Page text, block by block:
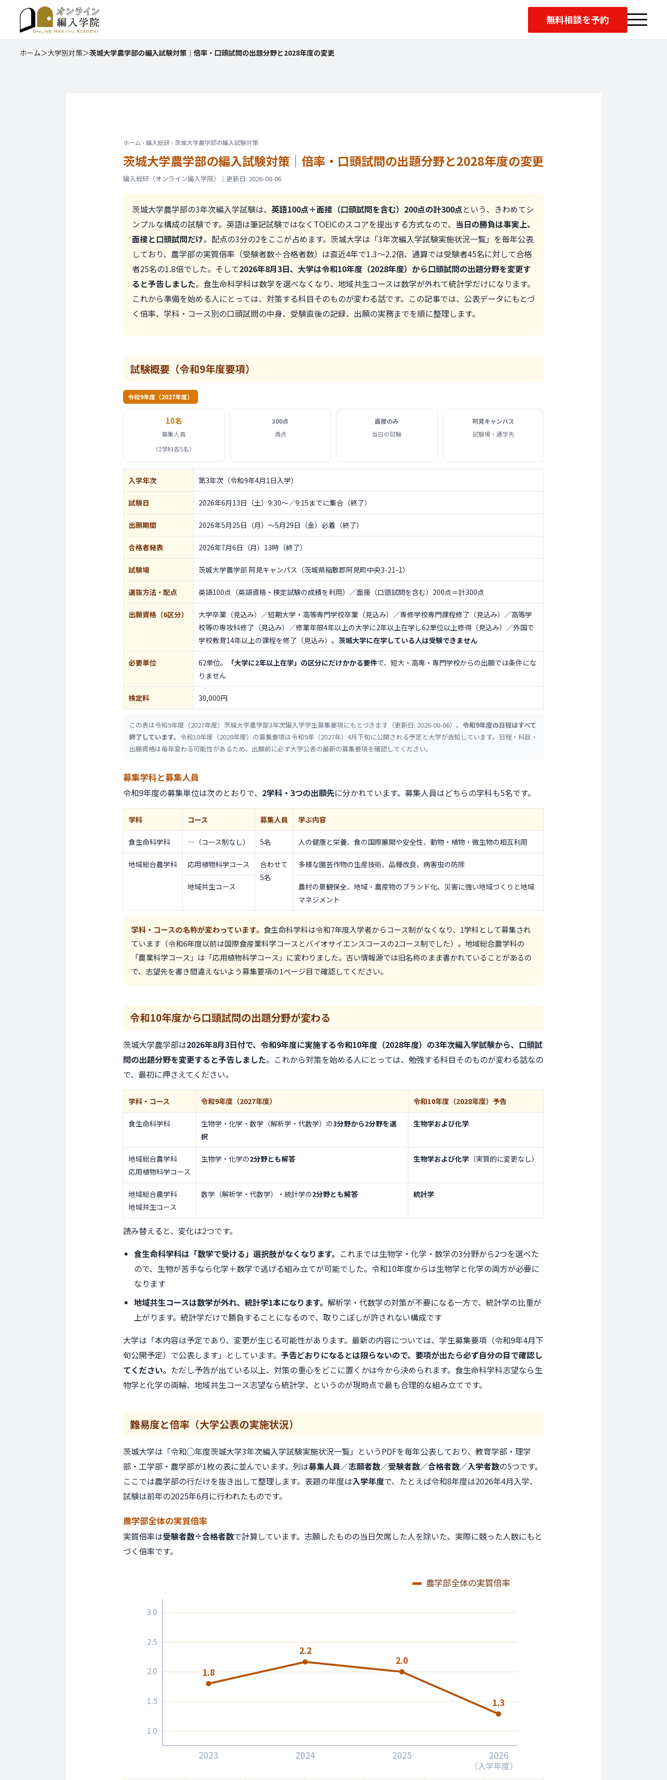
無料相談を予約
ホーム＞大学別対策＞茨城大学農学部の編入試験対策｜倍率・口頭試問の出題分野と2028年度の変更
ホーム › 編入総研 › 茨城大学農学部の編入試験対策
茨城大学農学部の編入試験対策｜ 倍率・口頭試問の出題分野と2028年度の変更
編入総研（オンライン編入学院）｜更新日: 2026-08-06
茨城大学農学部の3年次編入学試験は、 英語100点＋面接（口頭試問を含む）200点の計300点という、きわめてシ
ンプルな構成の試験です。英語は筆記試験ではなくTOEICのスコアを提出する方式なので、 当日の勝負は事実上、
面接と口頭試問だけ。配点の3分の2をここが占めます。茨城大学は「3年次編入学試験実施状況一覧」を毎年公表
しており、農学部の実質倍率（受験者数÷合格者数）は直近4年で1.3〜2.2倍、通算では受験者45名に対して合格
者25名の1.8倍でした。そして2026年8月3日、大学は令和10年度（2028年度）から口頭試問の出題分野を変更す
ると予告しました。食生命科学科は数学を選べなくなり、地域共生コースは数学が外れて統計学だけになります。
これから準備を始める人にとっては、対策する科目そのものが変わる話です。この記事では、公表データにもとづ
く倍率、学科・コース別の口頭試問の中身、受験直後の記録、出願の実務までを順に整理します。
試験概要 （令和9年度要項）
令和9年度（2027年度）
10名
募集人員
（2学科各5名）
300点
満点
面接のみ
当日の試験
阿見キャンパス
試験場・通学先
入学年次 第3年次（令和9年4月1日入学）
試験日 2026年6月13日（土）9:30〜／9:15までに集合 （終了）
出願期間 2026年5月25日（月）〜5月29日（金）必着 （終了）
合格者発表 2026年7月6日（月）13時（終了）
試験場 茨城大学農学部 阿見キャンパス（茨城県稲敷郡阿見町中央3-21-1）
選抜方法 ・配点 英語100点（英語資格・検定試験の成績を利用）／面接（口頭試問を含む）200点＝計300点
出願資格 （6区分）
大学卒業（見込み）／短期大学・高等専門学校卒業（見込み）／専修学校専門課程修了（見込み）／高等学
校等の専攻科修了（見込み）／修業年限4年以上の大学に2年以上在学し62単位以上修得（見込み）／外国で
学校教育14年以上の課程を修了（見込み）。 茨城大学に在学している人は受験できません
必要単位 62単位。 「大学に2年以上在学」の区分にだけかかる要件で、短大・高専・専門学校からの出願では条件にな
りません
検定料 30,000円
この表は令和9年度（2027年度）茨城大学農学部3年次編入学学生募集要項にもとづきます（更新日: 2026-08-06）。 令和9年度の日程はすべて
終了しています。 令和10年度（2028年度）の募集要項は令和9年（2027年）4月下旬に公開される予定と大学が告知しています。日程・科目・
出願資格は毎年変わる可能性があるため、出願前に必ず大学公表の最新の募集要項を確認してください。
募集学科と募集人員
令和9年度の募集単位は次のとおりで、 2学科・3つの出願先に分かれています。募集人員はどちらの学科も5名です。
学科 コース 募集人員 学ぶ内容
食生命科学科 ―（コース制なし） 5名 人の健康と栄養、食の国際展開や安全性、動物・植物・微生物の相互利用
地域総合農学科 応用植物科学コース
合わせて
5名
多様な園芸作物の生産技術、品種改良、病害虫の防除
地域共生コース
農村の景観保全、地域・農産物のブランド化、災害に強い地域づくりと地域
マネジメント
学科・コースの名称が変わっています。 食生命科学科は令和7年度入学者からコース制がなくなり、1学科として募集され
ています（令和6年度以前は国際食産業科学コースとバイオサイエンスコースの2コース制でした）。地域総合農学科の
「農業科学コース」は「応用植物科学コース」に変わりました。古い情報源では旧名称のまま書かれていることがあるの
で、志望先を書き間違えないよう募集要項の1ページ目で確認してください。
令和10年度から口頭試問の出題分野が変わる
茨城大学農学部は2026年8月3日付で、令和9年度に実施する令和10年度（2028年度）の3年次編入学試験から、口頭試
問の出題分野を変更すると予告しました。これから対策を始める人にとっては、勉強する科目そのものが変わる話なの
で、最初に押さえてください。
学科・コース 令和9年度 （2027年度） 令和10年度 （2028年度）予告
食生命科学科 生物学・化学・数学（解析学・代数学）の3分野から2分野を選
択
生物学および化学
地域総合農学科
応用植物科学コース
生物学・化学の2分野とも解答 生物学および化学 （実質的に変更なし）
地域総合農学科
地域共生コース
数学（解析学・代数学）・統計学の2分野とも解答 統計学
読み替えると、変化は2つです。
食生命科学科は「数学で受ける」選択肢がなくなります。 これまでは生物学・化学・数学の3分野から2つを選べた
ので、生物が苦手なら化学＋数学で逃げる組み立てが可能でした。令和10年度からは生物学と化学の両方が必要に
なります
地域共生コースは数学が外れ、統計学1本になります。 解析学・代数学の対策が不要になる一方で、統計学の比重が
上がります。統計学だけで勝負することになるので、取りこぼしが許されない構成です
大学は「本内容は予定であり、変更が生じる可能性があります。最新の内容については、学生募集要項（令和9年4月下
旬公開予定）で公表します」としています。 予告どおりになるとは限らないので、要項が出たら必ず自分の目で確認し
てください。 ただし予告が出ている以上、対策の重心をどこに置くかは今から決められます。食生命科学科志望なら生
物学と化学の両輪、地域共生コース志望なら統計学、というのが現時点で最も合理的な組み立てです。
難易度と倍率 （大学公表の実施状況）
茨城大学は「令和◯年度茨城大学3年次編入学試験実施状況一覧」というPDFを毎年公表しており、教育学部・理学
部・工学部・農学部が1枚の表に並んでいます。列は募集人員／志願者数／受験者数／合格者数／入学者数の5つです。
ここでは農学部の行だけを抜き出して整理します。表題の年度は入学年度で、たとえば令和8年度は2026年4月入学、
試験は前年の2025年6月に行われたものです。
農学部全体の実質倍率
実質倍率は受験者数÷合格者数で計算しています。志願したものの当日欠席した人を除いた、実際に競った人数にもと
づく倍率です。
1.0
1.5
2.0
2.5
3.0
2023 2024 2025 2026
（入学年度）
1.8
2.2
2.0
1.3
農学部全体の実質倍率